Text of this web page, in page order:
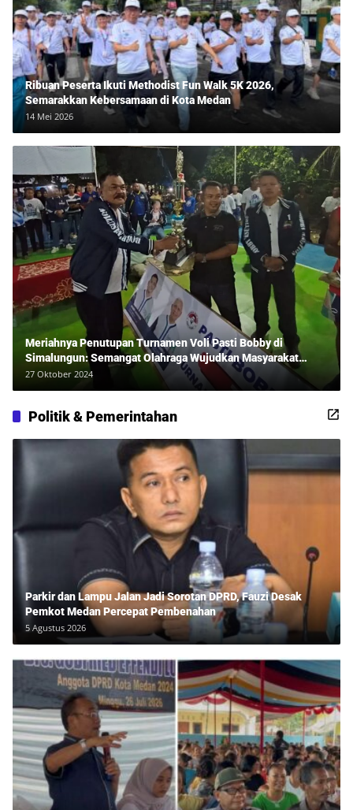
Ribuan Peserta Ikuti Methodist Fun Walk 5K 2026,
Semarakkan Kebersamaan di Kota Medan
14 Mei 2026
Meriahnya Penutupan Turnamen Voli Pasti Bobby di
Simalungun: Semangat Olahraga Wujudkan Masyarakat
Sehat Bersama Erwan Rozadi dan Ribuan Penonton!
27 Oktober 2024
Politik & Pemerintahan
Parkir dan Lampu Jalan Jadi Sorotan DPRD, Fauzi Desak
Pemkot Medan Percepat Pembenahan
5 Agustus 2026